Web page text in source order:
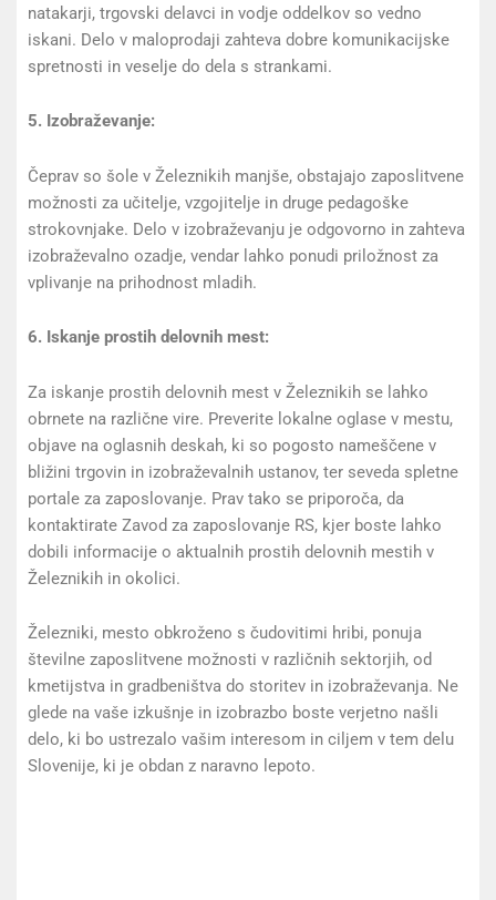
natakarji, trgovski delavci in vodje oddelkov so vedno
iskani. Delo v maloprodaji zahteva dobre komunikacijske
spretnosti in veselje do dela s strankami.
5. Izobraževanje:
Čeprav so šole v Železnikih manjše, obstajajo zaposlitvene
možnosti za učitelje, vzgojitelje in druge pedagoške
strokovnjake. Delo v izobraževanju je odgovorno in zahteva
izobraževalno ozadje, vendar lahko ponudi priložnost za
vplivanje na prihodnost mladih.
6. Iskanje prostih delovnih mest:
Za iskanje prostih delovnih mest v Železnikih se lahko
obrnete na različne vire. Preverite lokalne oglase v mestu,
objave na oglasnih deskah, ki so pogosto nameščene v
bližini trgovin in izobraževalnih ustanov, ter seveda spletne
portale za zaposlovanje. Prav tako se priporoča, da
kontaktirate Zavod za zaposlovanje RS, kjer boste lahko
dobili informacije o aktualnih prostih delovnih mestih v
Železnikih in okolici.
Železniki, mesto obkroženo s čudovitimi hribi, ponuja
številne zaposlitvene možnosti v različnih sektorjih, od
kmetijstva in gradbeništva do storitev in izobraževanja. Ne
glede na vaše izkušnje in izobrazbo boste verjetno našli
delo, ki bo ustrezalo vašim interesom in ciljem v tem delu
Slovenije, ki je obdan z naravno lepoto.